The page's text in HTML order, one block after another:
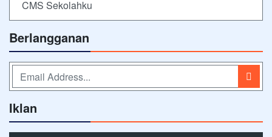
CMS Sekolahku
Berlangganan
Iklan